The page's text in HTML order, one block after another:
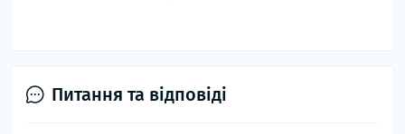
Питання та відповіді